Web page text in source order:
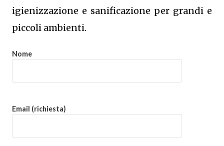
igienizzazione e sanificazione per grandi e
piccoli ambienti.
Nome
Email (richiesta)